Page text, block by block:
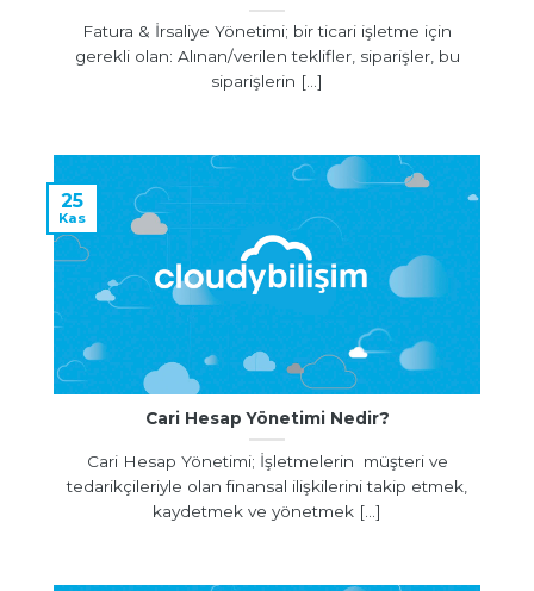
Fatura & İrsaliye Yönetimi; bir ticari işletme için
gerekli olan: Alınan/verilen teklifler, siparişler, bu
siparişlerin [...]
Cari Hesap Yönetimi Nedir?
Cari Hesap Yönetimi; İşletmelerin müşteri ve
tedarikçileriyle olan finansal ilişkilerini takip etmek,
kaydetmek ve yönetmek [...]
25
Kas